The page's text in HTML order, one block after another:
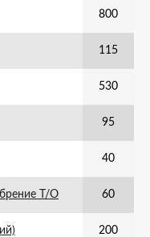
800
115
530
95
40
Т/О 60
200